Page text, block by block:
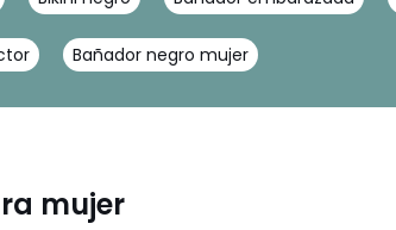
Bañador negro mujer
mujer